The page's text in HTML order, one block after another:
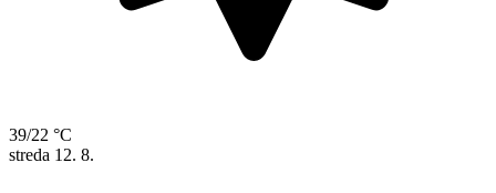
39/22 °C
streda 12. 8.